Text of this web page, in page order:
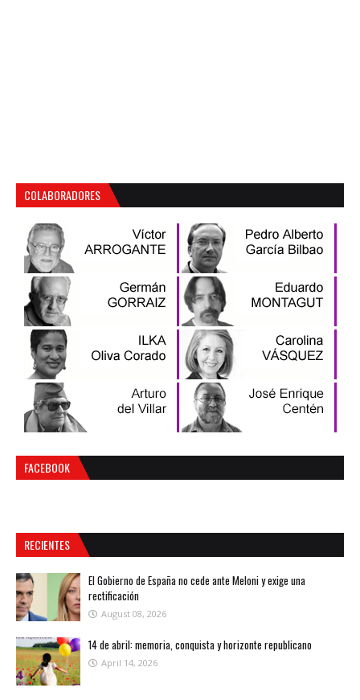
COLABORADORES
FACEBOOK
RECIENTES
El Gobierno de España no cede ante Meloni y exige una
rectificación
August 08, 2026
14 de abril: memoria, conquista y horizonte republicano
April 14, 2026